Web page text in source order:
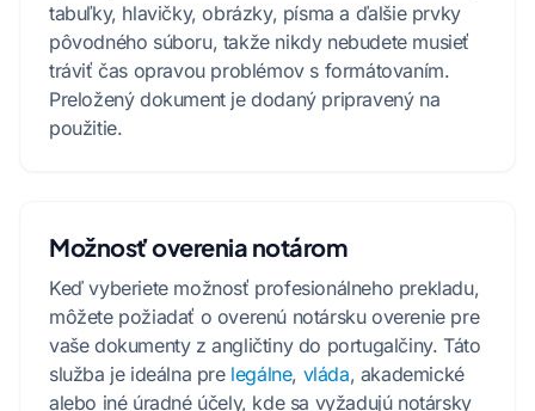
tabuľky, hlavičky, obrázky, písma a ďalšie prvky
pôvodného súboru, takže nikdy nebudete musieť
tráviť čas opravou problémov s formátovaním.
Preložený dokument je dodaný pripravený na
použitie.
Možnosť overenia notárom
Keď vyberiete možnosť profesionálneho prekladu,
môžete požiadať o overenú notársku overenie pre
vaše dokumenty z angličtiny do portugalčiny. Táto
služba je ideálna pre legálne, vláda, akademické
alebo iné úradné účely, kde sa vyžadujú notársky